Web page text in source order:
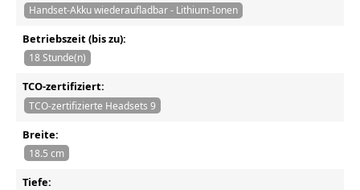
Handset-Akku wiederaufladbar - Lithium-Ionen
Betriebszeit (bis zu):
18 Stunde(n)
TCO-zertifiziert:
TCO-zertifizierte Headsets 9
Breite:
18.5 cm
Tiefe: